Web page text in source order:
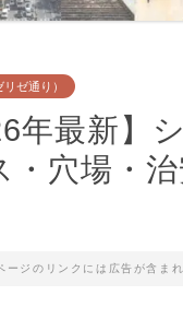
ゼ通り）
年最新】
・穴場・
ージのリンクには広告が含ま